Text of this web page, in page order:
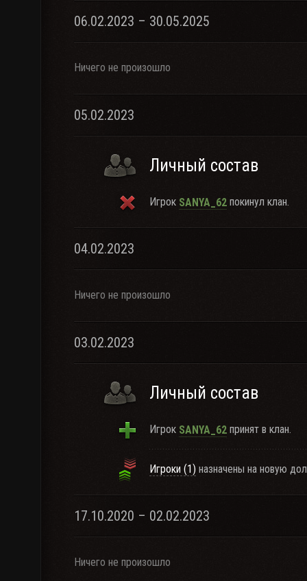
06.02.2023 – 30.05.2025
Ничего не произошло
05.02.2023
Личный состав
Игрок SANYA_62 покинул клан.
04.02.2023
Ничего не произошло
03.02.2023
Личный состав
Игрок SANYA_62 принят в клан.
Игроки (1) назначены на новую
17.10.2020 – 02.02.2023
Ничего не произошло